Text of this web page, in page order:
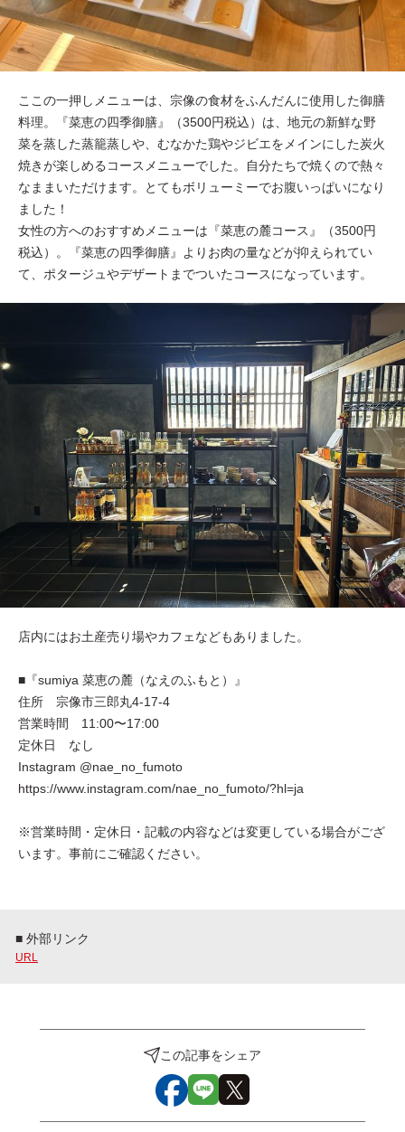
ここの一押しメニューは、宗像の食材をふんだんに使用した御膳
料理。『菜恵の四季御膳』（3500円税込）は、地元の新鮮な野
菜を蒸した蒸籠蒸しや、むなかた鶏やジビエをメインにした炭火
焼きが楽しめるコースメニューでした。自分たちで焼くので熱々
なままいただけます。とてもボリューミーでお腹いっぱいになり
ました！
女性の方へのおすすめメニューは『菜恵の麓コース』（3500円
税込）。『菜恵の四季御膳』よりお肉の量などが抑えられてい
て、ポタージュやデザートまでついたコースになっています。
店内にはお土産売り場やカフェなどもありました。
■『sumiya 菜恵の麓（なえのふもと）』
住所 宗像市三郎丸4-17-4
営業時間 11:00〜17:00
定休日 なし
Instagram @nae_no_fumoto
https://www.instagram.com/nae_no_fumoto/?hl=ja
※営業時間・定休日・記載の内容などは変更している場合がござ
います。事前にご確認ください。
■ 外部リンク
URL
この記事をシェア